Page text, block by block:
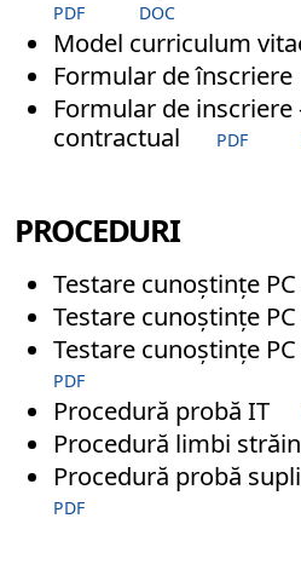
PDF DOC
Model curriculum
Formular de înscriere
Formular de inscriere
contractual
PDF
PROCEDURI
Testare cunoștințe
Testare cunoștințe
Testare cunoștințe
PDF
Procedură probă IT
Procedură limbi
Procedură probă
PDF